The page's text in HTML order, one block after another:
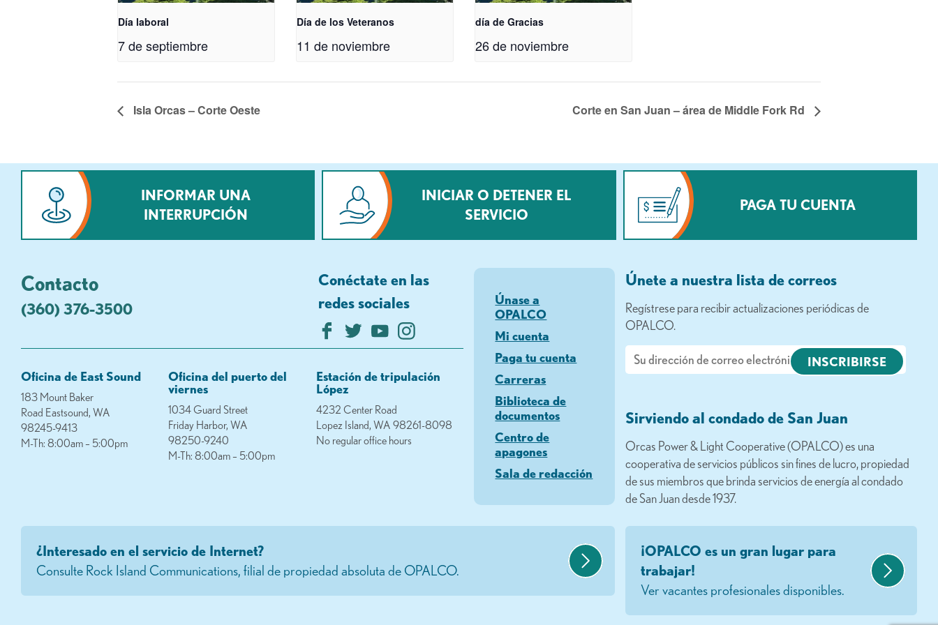
Día laboral
7 de septiembre
Día de los Veteranos
11 de noviembre
día de Gracias
26 de noviembre
Isla Orcas – Corte Oeste Corte en San Juan – área de Middle Fork Rd
INFORMAR UNA
INTERRUPCIÓN
INICIAR O DETENER EL
SERVICIO
PAGA TU CUENTA
Contacto
(360) 376-3500
Conéctate en las
redes sociales
Oficina de East Sound
183 Mount Baker
Road Eastsound, WA
98245-9413
M-Th: 8:00am – 5:00pm
Oficina del puerto del
viernes
1034 Guard Street
Friday Harbor, WA
98250-9240
M-Th: 8:00am – 5:00pm
Estación de tripulación
López
4232 Center Road
Lopez Island, WA 98261-8098
No regular office hours
Únase a
OPALCO
Mi cuenta
Paga tu cuenta
Carreras
Biblioteca de
documentos
Centro de
apagones
Sala de redacción
Únete a nuestra lista de correos
Regístrese para recibir actualizaciones periódicas de
OPALCO.
Correo
electrónico
Sirviendo al condado de San Juan
Orcas Power & Light Cooperative (OPALCO) es una
cooperativa de servicios públicos sin fines de lucro, propiedad
de sus miembros que brinda servicios de energía al condado
de San Juan desde 1937.
¿Interesado en el servicio de Internet?
Consulte Rock Island Communications, filial de propiedad absoluta de OPALCO.
¡OPALCO es un gran lugar para
trabajar!
Ver vacantes profesionales disponibles.